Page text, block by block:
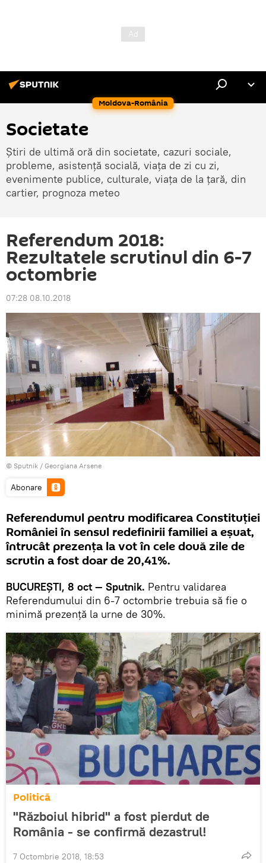
Moldova-România
Societate
Știri de ultimă oră din societate, cazuri sociale,
probleme, asistență socială, viața de zi cu zi,
evenimente publice, culturale, viața de la țară, din
cartier, prognoza meteo
Referendum 2018:
Rezultatele scrutinul din 6-7
octombrie
07:28 08.10.2018
© Sputnik / Georgiana Arsene
Abonare
Referendumul pentru modificarea Constituţiei
României în sensul redefinirii familiei a eșuat,
întrucât prezența la vot în cele două zile de
scrutin a fost doar de 20,41%.
BUCUREŞTI, 8 oct — Sputnik. Pentru validarea
Referendumului din 6-7 octombrie trebuia să fie o
minimă prezenţă la urne de 30%.
Politică
"Războiul hibrid" a fost pierdut de
România - se confirmă dezastrul!
7 Octombrie 2018, 18:53